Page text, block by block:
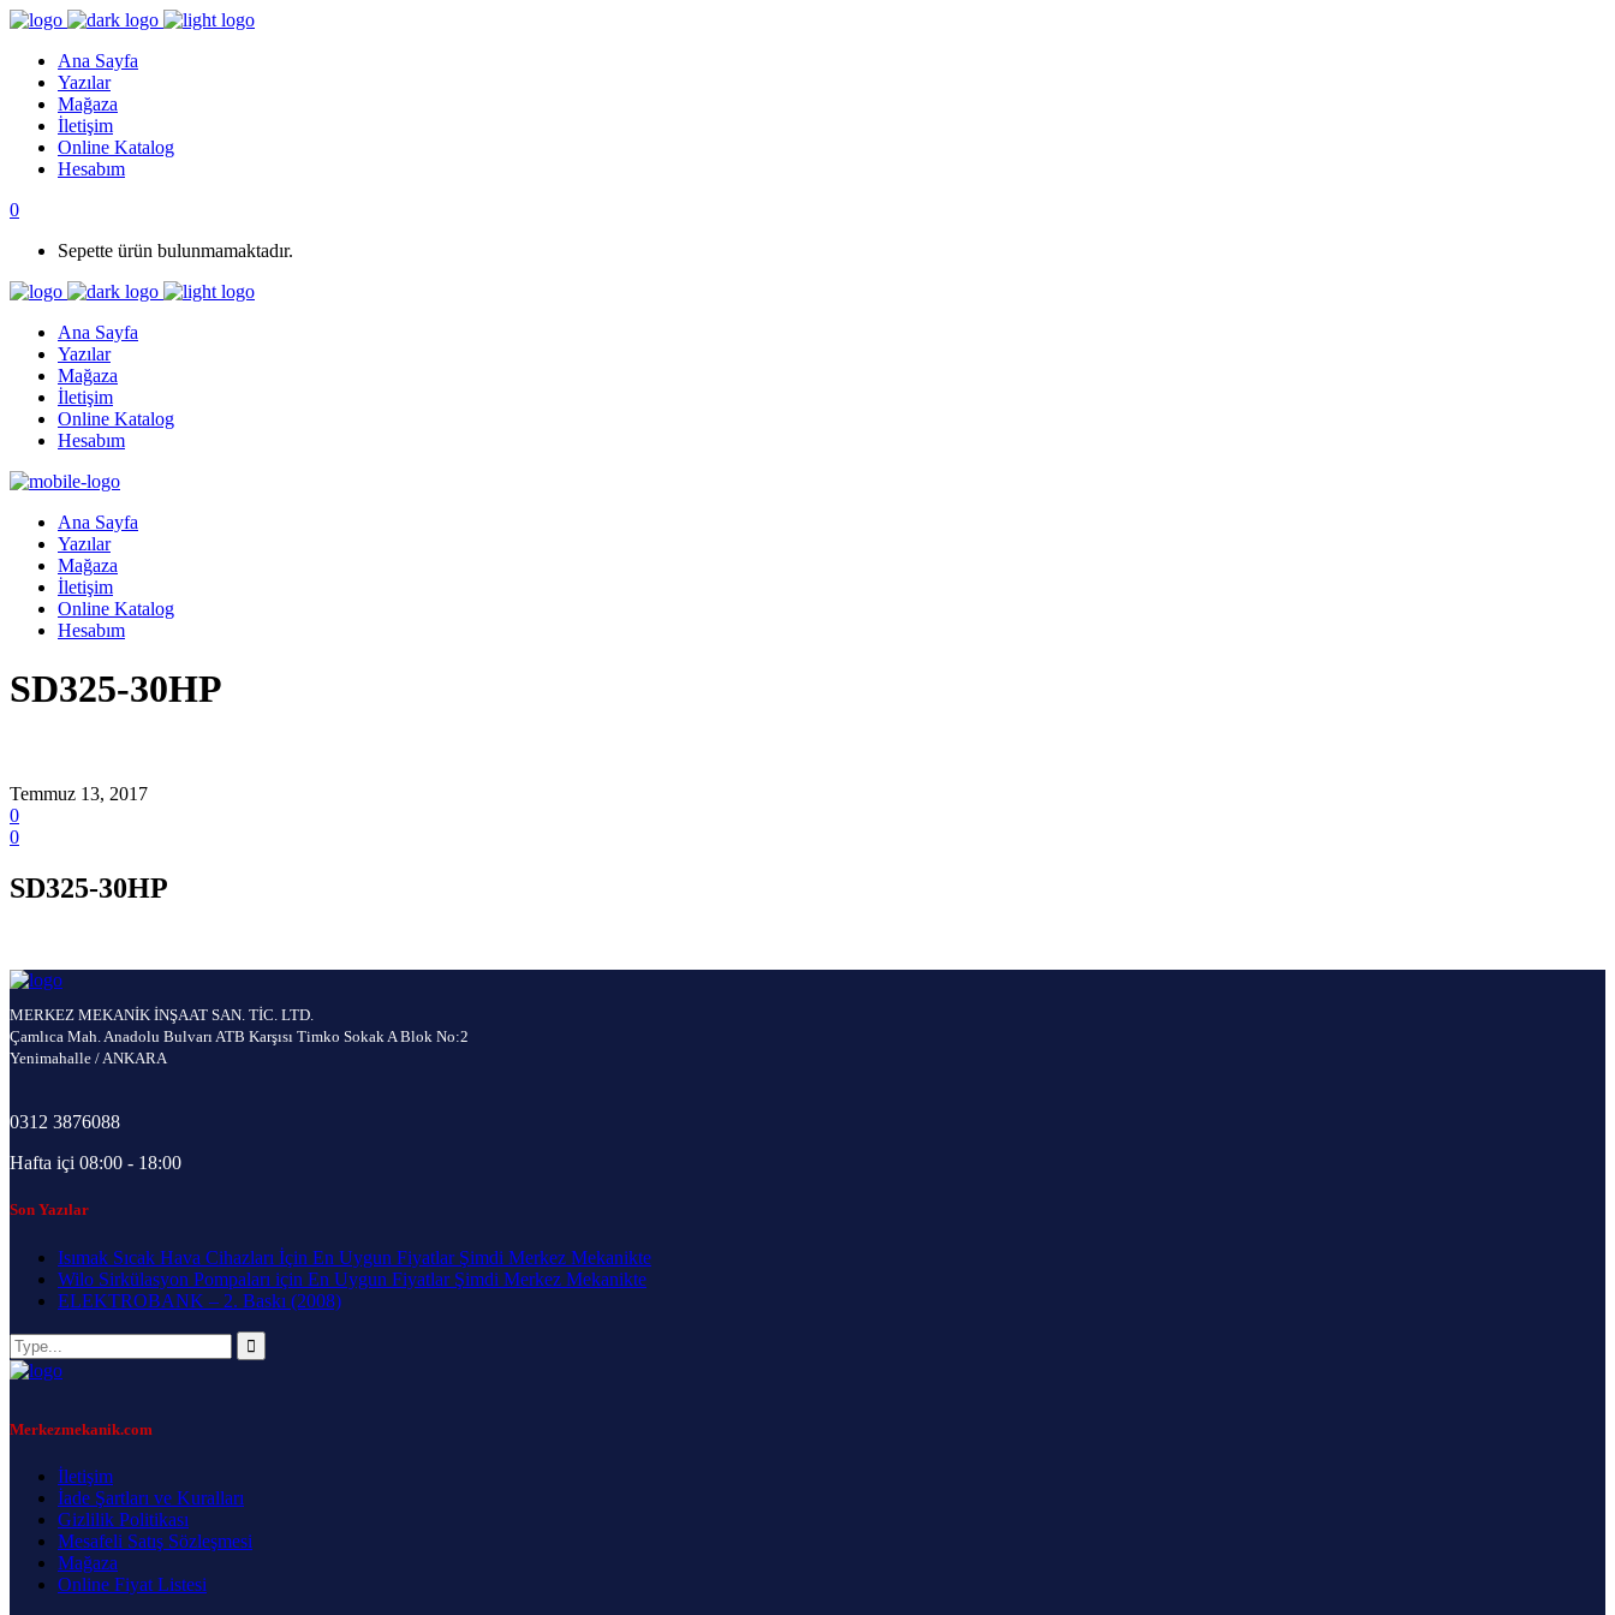
Ana Sayfa
Yazılar
Mağaza
İletişim
Online Katalog
Hesabım
0
Sepette ürün bulunmamaktadır.
Ana Sayfa
Yazılar
Mağaza
İletişim
Online Katalog
Hesabım
Ana Sayfa
Yazılar
Mağaza
İletişim
Online Katalog
Hesabım
SD325-30HP
Temmuz 13, 2017
0
0
SD325-30HP
MERKEZ MEKANİK İNŞAAT SAN. TİC. LTD.
Çamlıca Mah. Anadolu Bulvarı ATB Karşısı Timko Sokak A Blok No:2
Yenimahalle / ANKARA
0312 3876088
Hafta içi 08:00 - 18:00
Son Yazılar
Isımak Sıcak Hava Cihazları İçin En Uygun Fiyatlar Şimdi Merkez Mekanikte
Wilo Sirkülasyon Pompaları için En Uygun Fiyatlar Şimdi Merkez Mekanikte
ELEKTROBANK – 2. Baskı (2008)
Merkezmekanik.com
İletişim
İade Şartları ve Kuralları
Gizlilik Politikası
Mesafeli Satış Sözleşmesi
Mağaza
Online Fiyat Listesi